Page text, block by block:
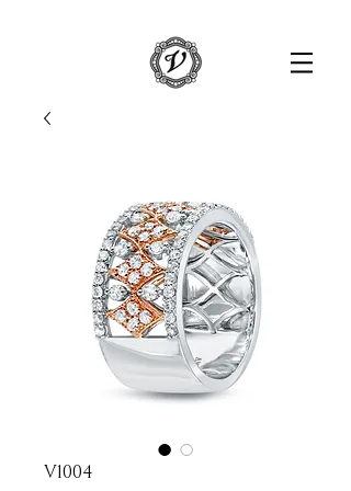
V1004